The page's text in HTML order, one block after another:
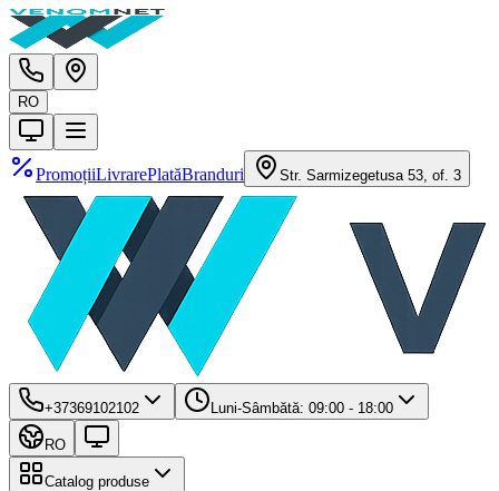
RO
PromoțiiLivrarePlatăBranduri Str. Sarmizegetusa 53, of. 3
+37369102102 Luni-Sâmbătă: 09:00 - 18:00
RO
Catalog produse